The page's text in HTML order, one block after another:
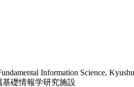
Information Science,
礎情報学研究施設